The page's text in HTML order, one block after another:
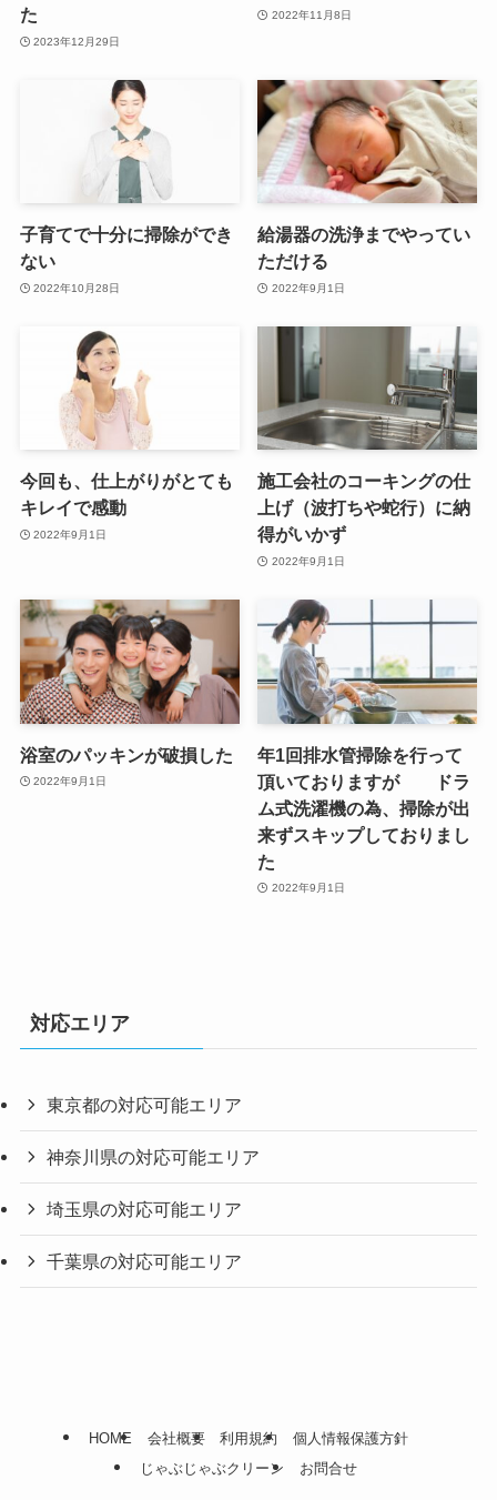
た
2023年12月29日
2022年11月8日
子育てで十分に掃除ができ
ない
2022年10月28日
給湯器の洗浄までやってい
ただける
2022年9月1日
今回も、仕上がりがとても
キレイで感動
2022年9月1日
施工会社のコーキングの仕
上げ（波打ちや蛇行）に納
得がいかず
2022年9月1日
浴室のパッキンが破損した
2022年9月1日
年1回排水管掃除を行って
頂いておりますが ドラ
ム式洗濯機の為、掃除が出
来ずスキップしておりまし
た
2022年9月1日
対応エリア
東京都の対応可能エリア
神奈川県の対応可能エリア
埼玉県の対応可能エリア
千葉県の対応可能エリア
HOME 会社概要 利用規約
個人情報保護方針
じゃぶじゃぶクリーン
お問合せ